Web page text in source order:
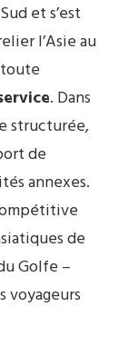
et s’est
l’Asie au
. Dans
structurée,
de
annexes.
de
Golfe –
voyageurs